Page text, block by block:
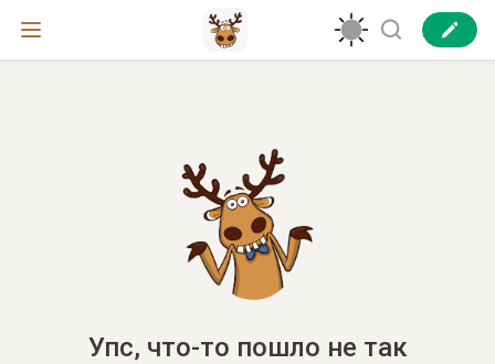
Упс, что-то пошло не так